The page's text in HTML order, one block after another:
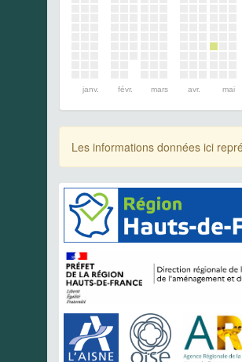
janv. févr. mars avr. mai
Les informations données ici